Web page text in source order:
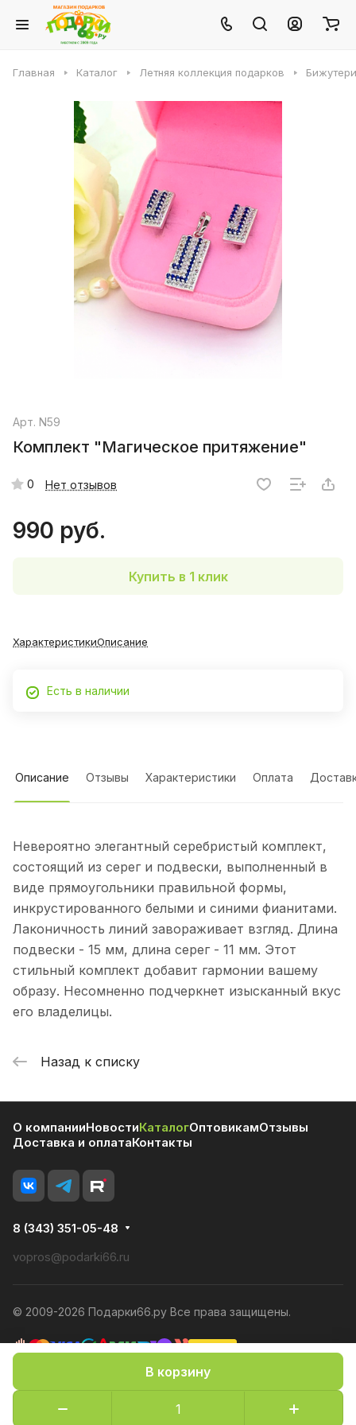
Главная Каталог Летняя коллекция подарков
Арт. N59
Комплект "Магическое притяжение"
0 Нет отзывов
990 руб.
В корзину
Купить в 1 клик
ХарактеристикиОписание
Есть в наличии
Описание Отзывы Характеристики Оплата
Невероятно элегантный серебристый комплект,
состоящий из серег и подвески, выполненный в
виде прямоугольники правильной формы,
инкрустированного белыми и синими фианитами.
Лаконичность линий завораживает взгляд. Длина
подвески - 15 мм, длина серег - 11 мм. Этот
стильный комплект добавит гармонии вашему
образу. Несомненно подчеркнет изысканный вкус
его владелицы.
Назад к списку
О компанииНовостиКаталогОптовикамОтзывы
Доставка и оплатаКонтакты
8 (343) 351-05-48
vopros@podarki66.ru
© 2009-2026 Подарки66.ру Все права защищены.
Политика конфиденциальности